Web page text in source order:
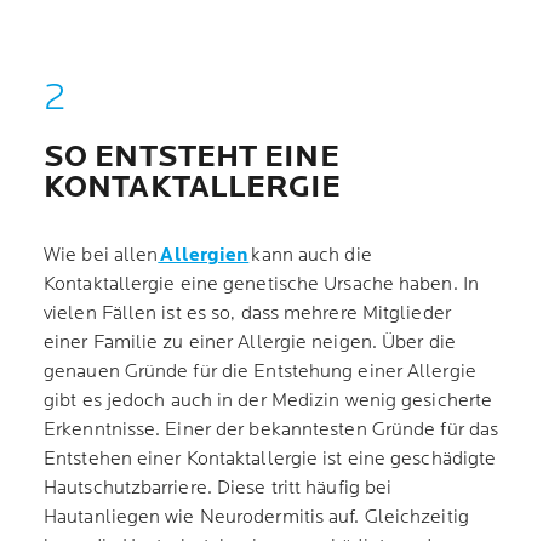
SO ENTSTEHT EINE
KONTAKTALLERGIE
Wie bei allenAllergien kann auch die
Kontaktallergie eine genetische Ursache haben. In
vielen Fällen ist es so, dass mehrere Mitglieder
einer Familie zu einer Allergie neigen. Über die
genauen Gründe für die Entstehung einer Allergie
gibt es jedoch auch in der Medizin wenig gesicherte
Erkenntnisse. Einer der bekanntesten Gründe für das
Entstehen einer Kontaktallergie ist eine geschädigte
Hautschutzbarriere. Diese tritt häufig bei
Hautanliegen wie Neurodermitis auf. Gleichzeitig